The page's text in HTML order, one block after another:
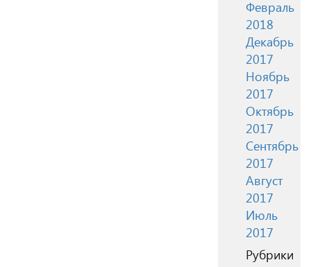
Февраль
2018
Декабрь
2017
Ноябрь
2017
Октябрь
2017
Сентябрь
2017
Август
2017
Июль
2017
Рубрики